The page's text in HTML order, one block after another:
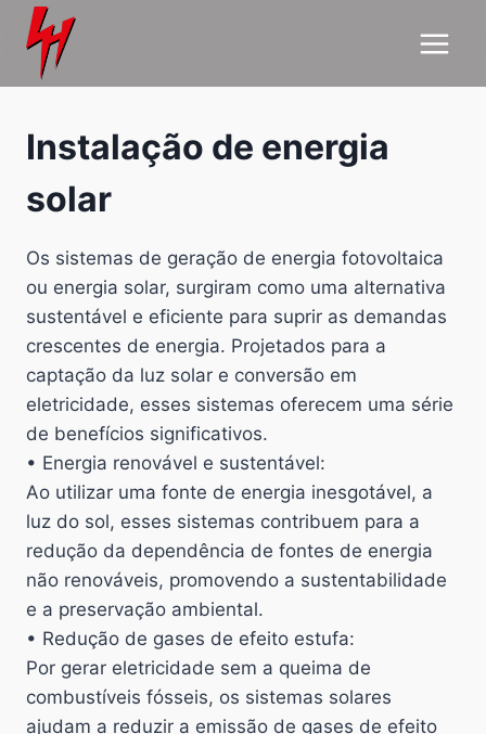
Skip
content
Instalação de energia
solar
Os sistemas de geração de energia fotovoltaica
ou energia solar, surgiram como uma alternativa
sustentável e eficiente para suprir as demandas
crescentes de energia. Projetados para a
captação da luz solar e conversão em
eletricidade, esses sistemas oferecem uma série
de benefícios significativos.
• Energia renovável e sustentável:
Ao utilizar uma fonte de energia inesgotável, a
luz do sol, esses sistemas contribuem para a
redução da dependência de fontes de energia
não renováveis, promovendo a sustentabilidade
e a preservação ambiental.
• Redução de gases de efeito estufa:
Por gerar eletricidade sem a queima de
combustíveis fósseis, os sistemas solares
ajudam a reduzir a emissão de gases de efeito